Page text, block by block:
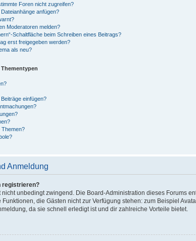
Foren nicht zugreifen?
anfügen?
Moderatoren melden?
Schaltfläche beim Schreiben eines Beitrags?
erst freigegeben werden?
als neu?
einfügen?
Anmeldung
registrieren?
unbedingt zwingend. Die Board-Administration dieses Forums
Funktionen, die Gästen nicht zur Verfügung stehen: zum Beispiel
da sie schnell erledigt ist und dir zahlreiche Vorteile bietet.